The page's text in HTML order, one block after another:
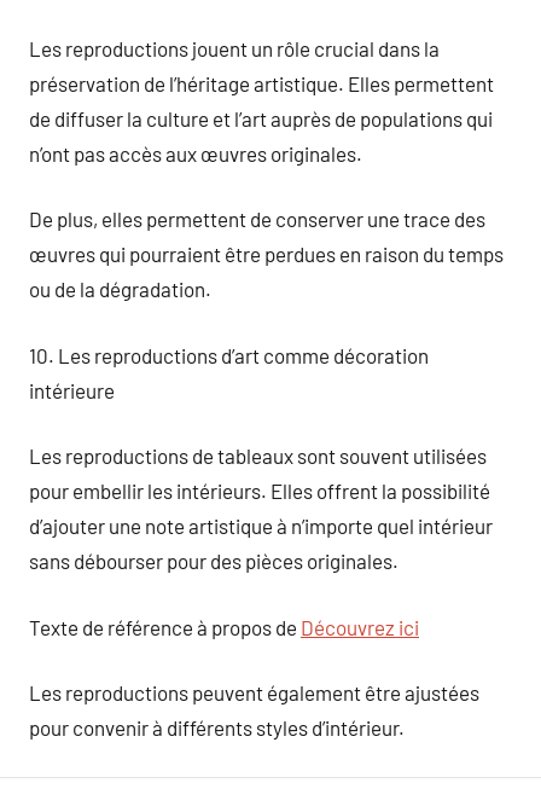
Les reproductions jouent un rôle crucial dans la
préservation de l’héritage artistique. Elles permettent
de diffuser la culture et l’art auprès de populations qui
n’ont pas accès aux œuvres originales.
De plus, elles permettent de conserver une trace des
œuvres qui pourraient être perdues en raison du temps
ou de la dégradation.
10. Les reproductions d’art comme décoration
intérieure
Les reproductions de tableaux sont souvent utilisées
pour embellir les intérieurs. Elles offrent la possibilité
d’ajouter une note artistique à n’importe quel intérieur
sans débourser pour des pièces originales.
Texte de référence à propos de Découvrez ici
Les reproductions peuvent également être ajustées
pour convenir à différents styles d’intérieur.